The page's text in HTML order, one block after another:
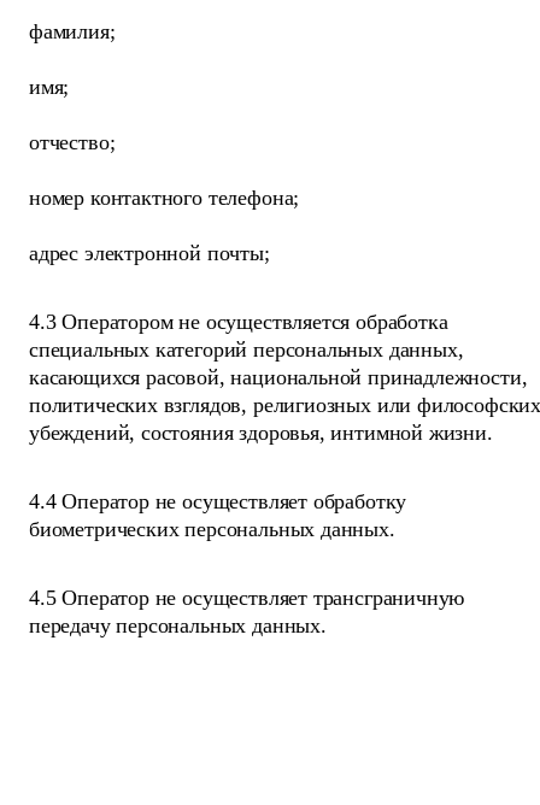
фамилия;
имя;
отчество;
номер контактного телефона;
адрес электронной почты;
4.3 Оператором не осуществляется обработка
специальных категорий персональных данных,
касающихся расовой, национальной принадлежности,
политических взглядов, религиозных или
убеждений, состояния здоровья, интимной жизни.
4.4 Оператор не осуществляет обработку
биометрических персональных данных.
4.5 Оператор не осуществляет трансграничную
передачу персональных данных.